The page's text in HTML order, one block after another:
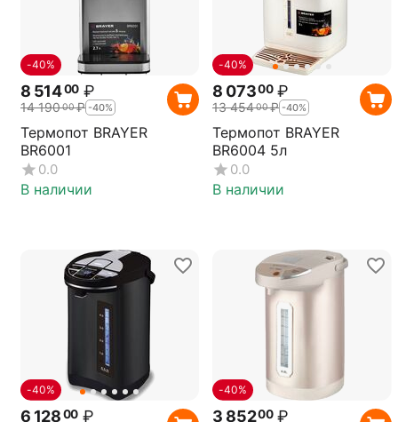
-40%
8 51400 ₽
14 19000₽ -40%
Термопот BRAYER
BR6001
0.0
В наличии
-40%
8 07300 ₽
13 45400₽ -40%
Термопот BRAYER
BR6004 5л
0.0
В наличии
-40%
6 12800 ₽
-40%
3 85200 ₽